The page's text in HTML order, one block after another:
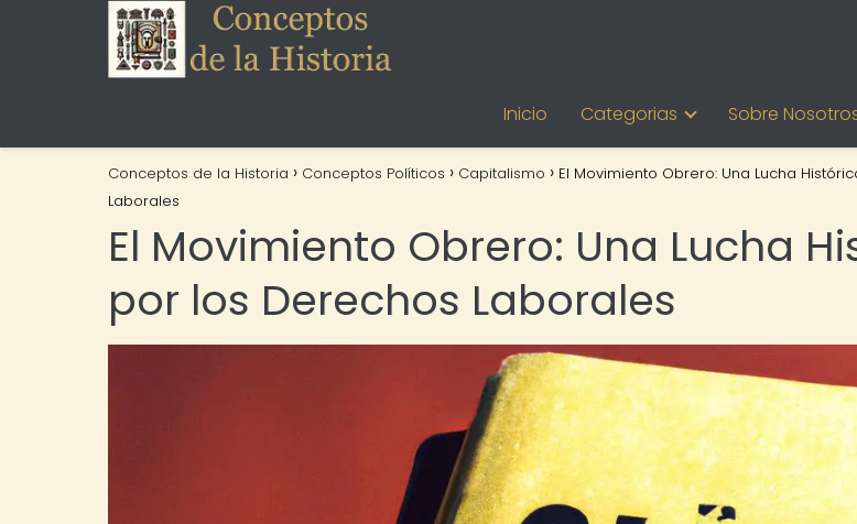
Inicio Categorias Sobre
Conceptos de la Historia Conceptos Políticos Capitalismo
El Movimiento Obrero: Una Lucha
Laborales
El Movimiento Obrero: Una Lucha
por los Derechos Laborales